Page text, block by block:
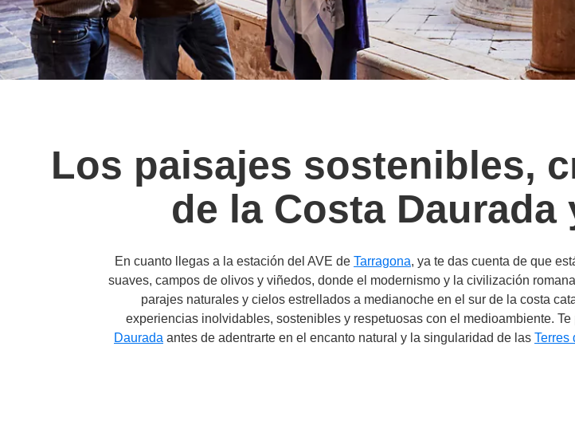
Los paisajes sostenibles,
de la Costa Daurada
En cuanto llegas a la estación del AVE de Tarragona, ya te das cuenta de que
suaves, campos de olivos y viñedos, donde el modernismo y la civilización
parajes naturales y cielos estrellados a medianoche en el sur de la costa
experiencias inolvidables, sostenibles y respetuosas con el medioambiente.
Daurada antes de adentrarte en el encanto natural y la singularidad de las Terres